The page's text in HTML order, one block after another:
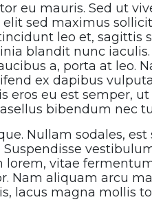
eu mauris. Sed ut
sed maximus
leo et, sagittis
blandit nunc
a, porta at leo.
ex dapibus
eros eu est semper,
bibendum nec
Nullam sodales,
vitae
Nam aliquam arcu
lacus magna mollis